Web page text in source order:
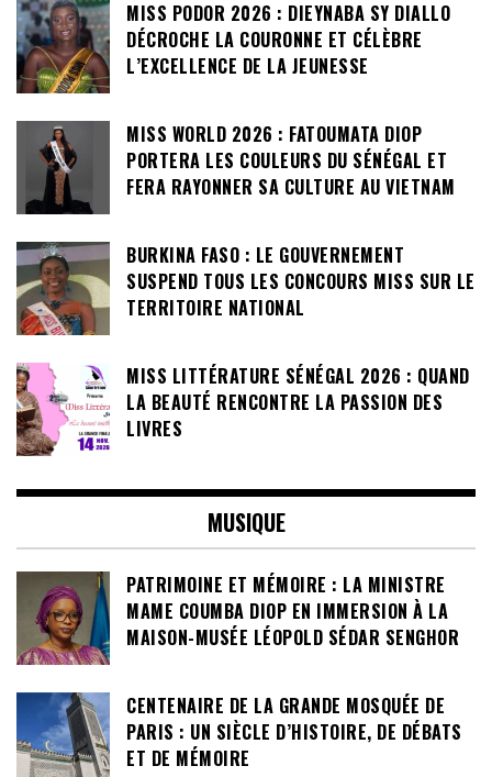
MISS PODOR 2026 : DIEYNABA SY DIALLO
DÉCROCHE LA COURONNE ET CÉLÈBRE
L’EXCELLENCE DE LA JEUNESSE
MISS WORLD 2026 : FATOUMATA DIOP
PORTERA LES COULEURS DU SÉNÉGAL ET
FERA RAYONNER SA CULTURE AU VIETNAM
BURKINA FASO : LE GOUVERNEMENT
SUSPEND TOUS LES CONCOURS MISS SUR LE
TERRITOIRE NATIONAL
MISS LITTÉRATURE SÉNÉGAL 2026 : QUAND
LA BEAUTÉ RENCONTRE LA PASSION DES
LIVRES
MUSIQUE
PATRIMOINE ET MÉMOIRE : LA MINISTRE
MAME COUMBA DIOP EN IMMERSION À LA
MAISON-MUSÉE LÉOPOLD SÉDAR SENGHOR
CENTENAIRE DE LA GRANDE MOSQUÉE DE
PARIS : UN SIÈCLE D’HISTOIRE, DE DÉBATS
ET DE MÉMOIRE